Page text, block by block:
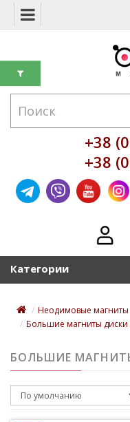
+38
+38
Категории
Неодимовые магниты
Большие магниты
БОЛЬШИЕ